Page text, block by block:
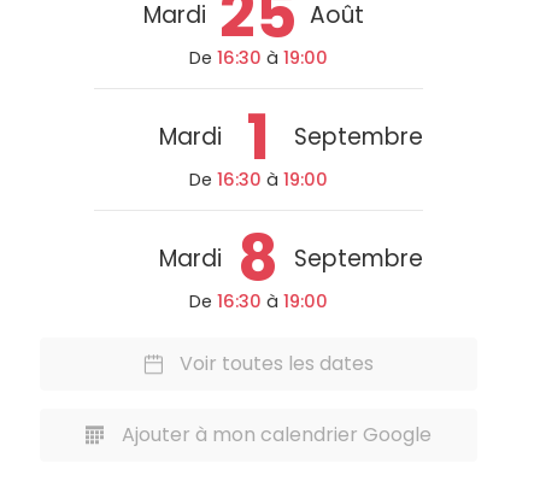
Mardi Août
De 16:30 à 19:00
Mardi 1 Septembre
De 16:30 à 19:00
Mardi 8 Septembre
De 16:30 à 19:00
Voir toutes les dates
Ajouter à mon calendrier Google